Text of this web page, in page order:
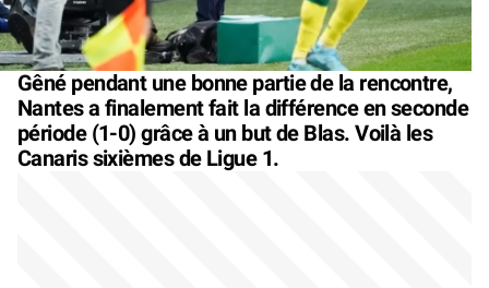
Gêné pendant une bonne partie de la rencontre,
Nantes a finalement fait la différence en seconde
période (1-0) grâce à un but de Blas. Voilà les
Canaris sixièmes de Ligue 1.